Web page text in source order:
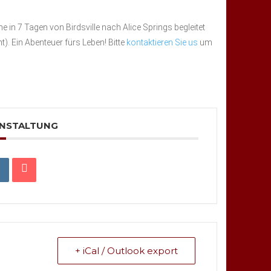
in 7 Tagen von Birdsville nach Alice Springs begleitet
Ein Abenteuer fürs Leben! Bitte kontaktieren Sie us um
+ iCal / Outlook export